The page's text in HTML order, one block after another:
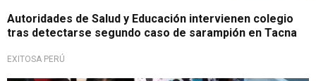
Autoridades de Salud y Educación intervienen colegio
tras detectarse segundo caso de sarampión en Tacna
EXITOSA PERÚ